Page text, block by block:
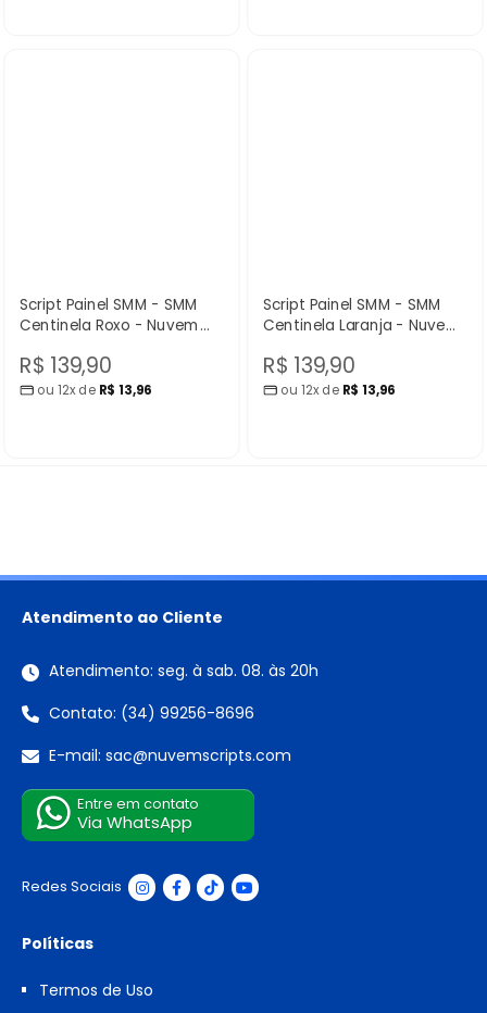
Script Painel SMM - SMM
Centinela Roxo - Nuvem
Preço
promocional
R$ 139,90
ou 12x de R$ 13,96
Script Painel SMM - SMM
Centinela Laranja - Nuvem
Preço
promocional
R$ 139,90
ou 12x de R$ 13,96
Atendimento ao Cliente
Atendimento: seg. à sab. 08. às 20h
Contato: (34) 99256-8696
E-mail: sac@nuvemscripts.com
Entre em contato
Via WhatsApp
Redes Sociais
Políticas
Termos de Uso